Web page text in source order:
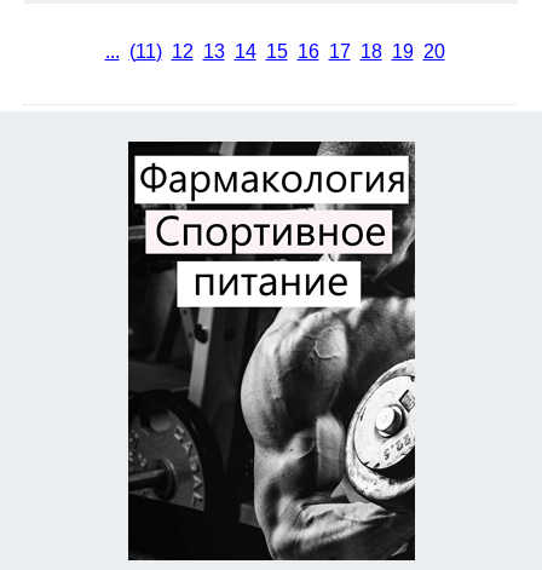
... (11) 12 13 14 15 16 17 18 19 20